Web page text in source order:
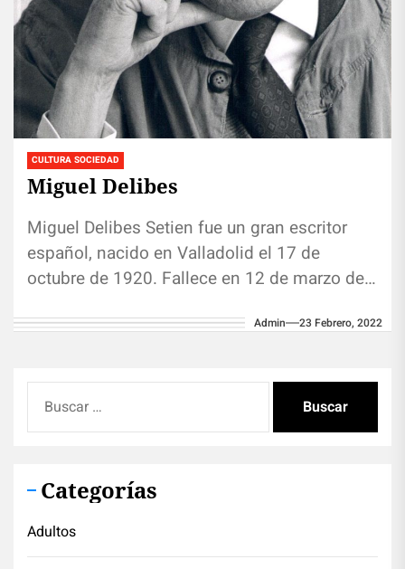
CULTURA SOCIEDAD
Miguel Delibes
Miguel Delibes Setien fue un gran escritor
español, nacido en Valladolid el 17 de
octubre de 1920. Fallece en 12 de marzo de
Admin 23 Febrero, 2022
Categorías
Adultos